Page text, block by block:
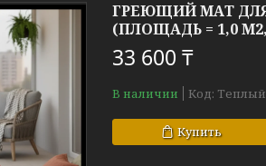
ГРЕЮЩИЙ МАТ
(ПЛОЩАДЬ = 1,0
33 600 ₸
В наличии Код:
Купить